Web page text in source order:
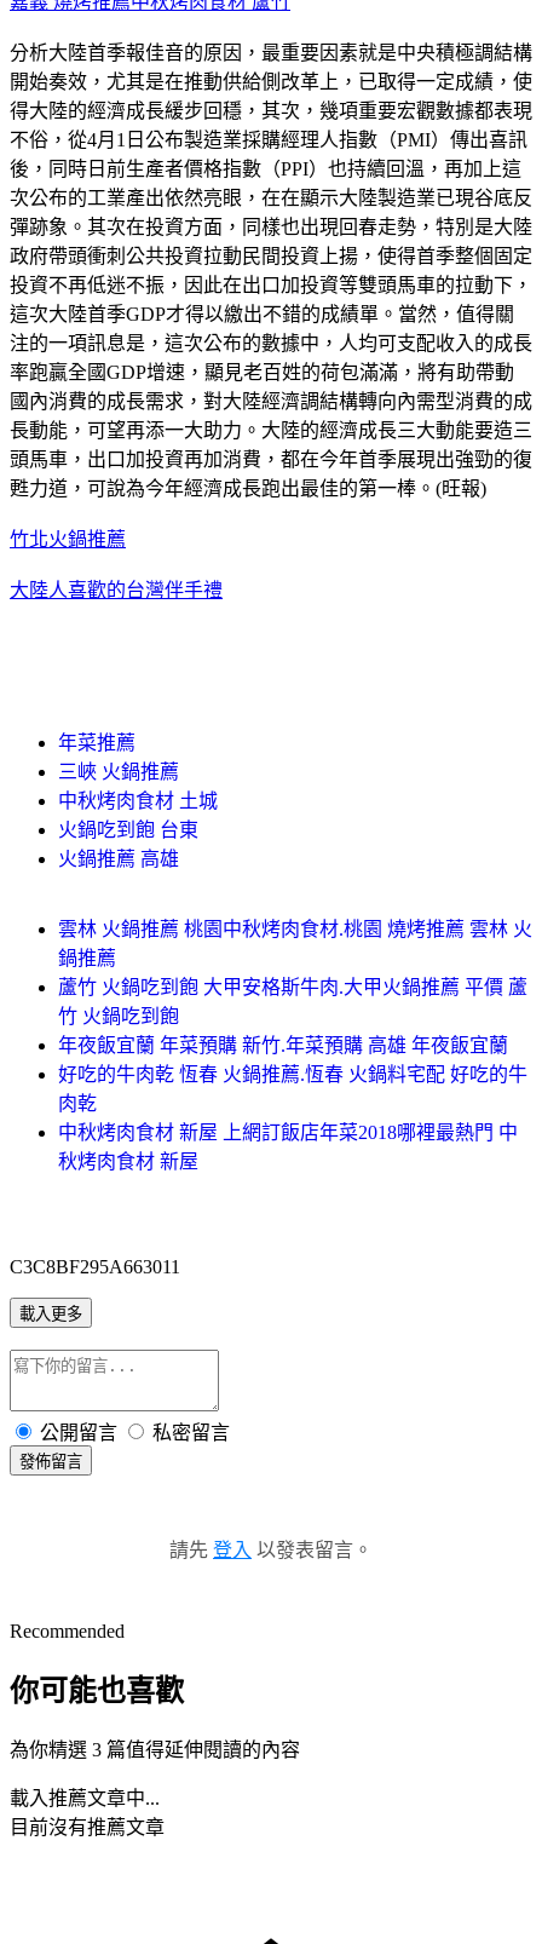
分析大陸首季報佳音的原因，最重要因素就是中央積極調結構
開始奏效，尤其是在推動供給側改革上，已取得一定成績，使
得大陸的經濟成長緩步回穩，其次，幾項重要宏觀數據都表現
不俗，從4月1日公布製造業採購經理人指數（PMI）傳出喜訊
後，同時日前生產者價格指數（PPI）也持續回溫，再加上這
次公布的工業產出依然亮眼，在在顯示大陸製造業已現谷底反
彈跡象。其次在投資方面，同樣也出現回春走勢，特別是大陸
政府帶頭衝刺公共投資拉動民間投資上揚，使得首季整個固定
投資不再低迷不振，因此在出口加投資等雙頭馬車的拉動下，
這次大陸首季GDP才得以繳出不錯的成績單。當然，值得關
注的一項訊息是，這次公布的數據中，人均可支配收入的成長
率跑贏全國GDP增速，顯見老百姓的荷包滿滿，將有助帶動
國內消費的成長需求，對大陸經濟調結構轉向內需型消費的成
長動能，可望再添一大助力。大陸的經濟成長三大動能要造三
頭馬車，出口加投資再加消費，都在今年首季展現出強勁的復
甦力道，可說為今年經濟成長跑出最佳的第一棒。(旺報)
竹北火鍋推薦
大陸人喜歡的台灣伴手禮
年菜推薦
三峽 火鍋推薦
中秋烤肉食材 土城
火鍋吃到飽 台東
火鍋推薦 高雄
雲林 火鍋推薦 桃園中秋烤肉食材.桃園 燒烤推薦 雲林 火
鍋推薦
蘆竹 火鍋吃到飽 大甲安格斯牛肉.大甲火鍋推薦 平價 蘆
竹 火鍋吃到飽
年夜飯宜蘭 年菜預購 新竹.年菜預購 高雄 年夜飯宜蘭
好吃的牛肉乾 恆春 火鍋推薦.恆春 火鍋料宅配 好吃的牛
肉乾
中秋烤肉食材 新屋 上網訂飯店年菜2018哪裡最熱門 中
秋烤肉食材 新屋
C3C8BF295A663011
載入更多
公開留言 私密留言
發佈留言
請先 登入 以發表留言。
Recommended
你可能也喜歡
為你精選 3 篇值得延伸閱讀的內容
載入推薦文章中...
目前沒有推薦文章